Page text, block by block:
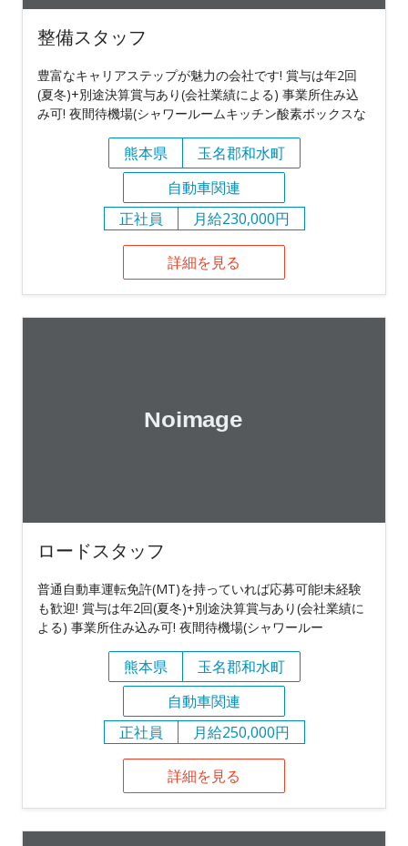
整備スタッフ
豊富なキャリアステップが魅力の会社です! 賞与は年2回
(夏冬)+別途決算賞与あり(会社業績による) 事業所住み込
み可! 夜間待機場(シャワールームキッチン酸素ボックスな
熊本県
玉名郡和水町
自動車関連
正社員
月給230,000円
詳細を見る
ロードスタッフ
普通自動車運転免許(MT)を持っていれば応募可能!未経験
も歓迎! 賞与は年2回(夏冬)+別途決算賞与あり(会社業績に
よる) 事業所住み込み可! 夜間待機場(シャワールー
熊本県
玉名郡和水町
自動車関連
正社員
月給250,000円
詳細を見る